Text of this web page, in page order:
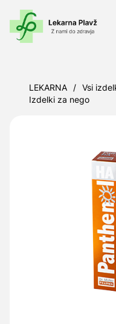
LEKARNA / Vsi
Izdelki za nego